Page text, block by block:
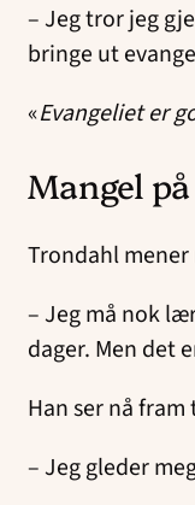
– Jeg tror jeg
bringe ut
«Evangeliet er
Mangel
Trondahl
– Jeg må nok
dager. Men det
Han ser nå
– Jeg gleder